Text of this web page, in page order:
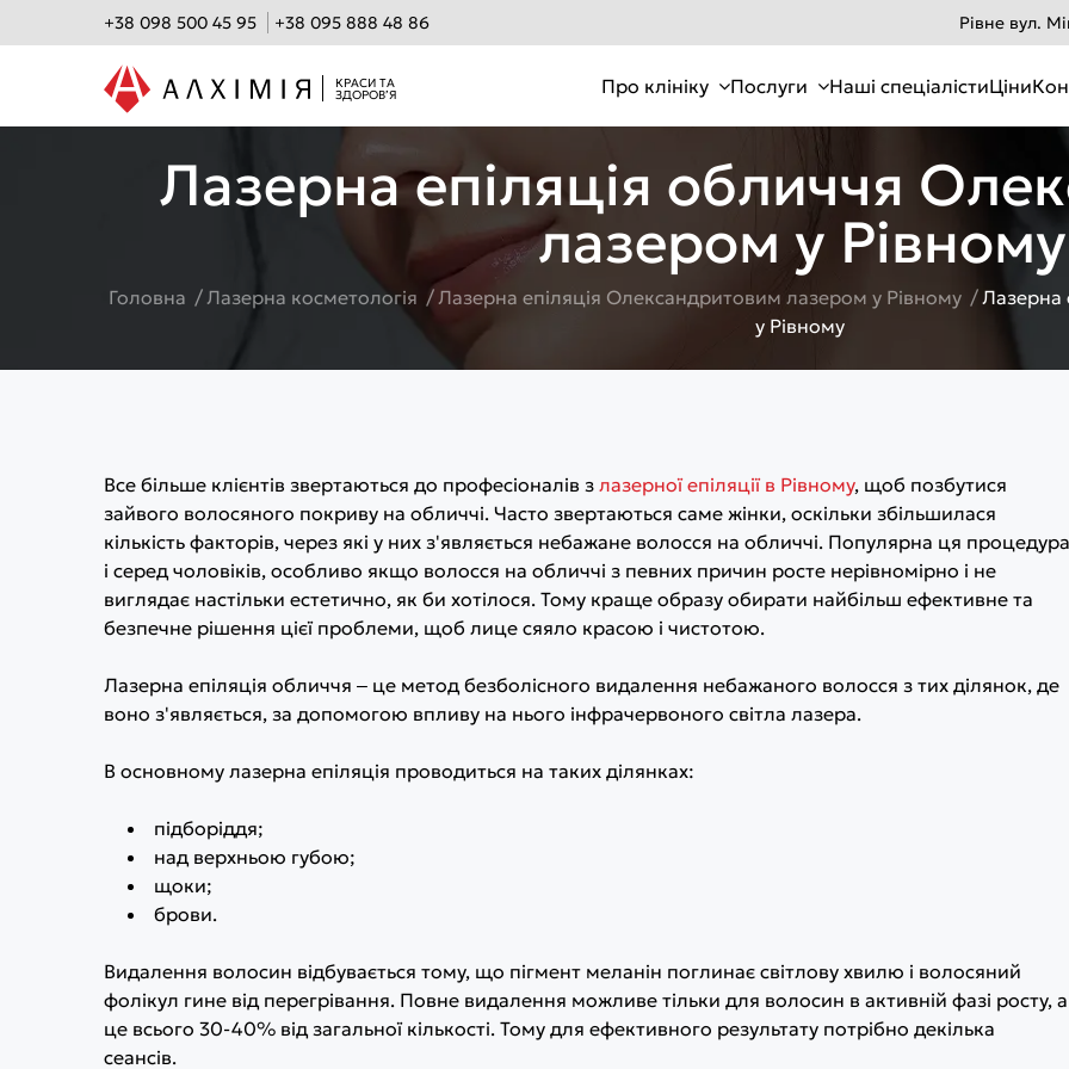
+38 098 500 45 95 +38 095 888 48 86 Рівне вул.
КРАСИ ТА
ЗДОРОВʼЯ Про клініку Послуги Наші спеціалістиЦіни
Лазерна епіляція обличчя
лазером у Рівному
Головна Лазерна косметологія Лазерна епіляція Олександритовим лазером у Рівному
Лазерна
у Рівному
Все більше клієнтів звертаються до професіоналів з лазерної епіляції в Рівному, щоб позбутися
зайвого волосяного покриву на обличчі. Часто звертаються саме жінки, оскільки збільшилася
кількість факторів, через які у них з'являється небажане волосся на обличчі. Популярна ця процедура
і серед чоловіків, особливо якщо волосся на обличчі з певних причин росте нерівномірно і не
виглядає настільки естетично, як би хотілося. Тому краще образу обирати найбільш ефективне та
безпечне рішення цієї проблеми, щоб лице сяяло красою і чистотою.
Лазерна епіляція обличчя ‒ це метод безболісного видалення небажаного волосся з тих ділянок, де
воно з'являється, за допомогою впливу на нього інфрачервоного світла лазера.
В основному лазерна епіляція проводиться на таких ділянках:
підборіддя;
над верхньою губою;
щоки;
брови.
Видалення волосин відбувається тому, що пігмент меланін поглинає світлову хвилю і волосяний
фолікул гине від перегрівання. Повне видалення можливе тільки для волосин в активній фазі росту, а
це всього 30-40% від загальної кількості. Тому для ефективного результату потрібно декілька
сеансів.